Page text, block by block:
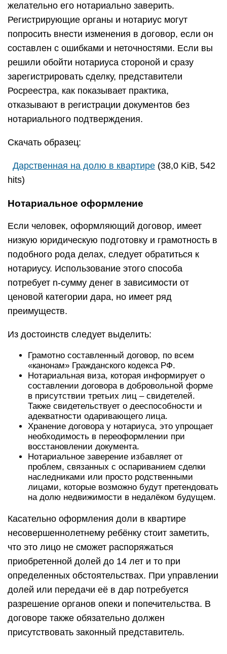
желательно его нотариально заверить.
Регистрирующие органы и нотариус могут
попросить внести изменения в договор, если он
составлен с ошибками и неточностями. Если вы
решили обойти нотариуса стороной и сразу
зарегистрировать сделку, представители
Росреестра, как показывает практика,
отказывают в регистрации документов без
нотариального подтверждения.
Скачать образец:
Дарственная на долю в квартире (38,0 KiB, 542
hits)
Нотариальное оформление
Если человек, оформляющий договор, имеет
низкую юридическую подготовку и грамотность в
подобного рода делах, следует обратиться к
нотариусу. Использование этого способа
потребует n-сумму денег в зависимости от
ценовой категории дара, но имеет ряд
преимуществ.
Из достоинств следует выделить:
Грамотно составленный договор, по всем
«канонам» Гражданского кодекса РФ.
Нотариальная виза, которая информирует о
составлении договора в добровольной форме
в присутствии третьих лиц – свидетелей.
Также свидетельствует о дееспособности и
адекватности одаривающего лица.
Хранение договора у нотариуса, это упрощает
необходимость в переоформлении при
восстановлении документа.
Нотариальное заверение избавляет от
проблем, связанных с оспариванием сделки
наследниками или просто родственными
лицами, которые возможно будут претендовать
на долю недвижимости в недалёком будущем.
Касательно оформления доли в квартире
несовершеннолетнему ребёнку стоит заметить,
что это лицо не сможет распоряжаться
приобретенной долей до 14 лет и то при
определенных обстоятельствах. При управлении
долей или передачи её в дар потребуется
разрешение органов опеки и попечительства. В
договоре также обязательно должен
присутствовать законный представитель.